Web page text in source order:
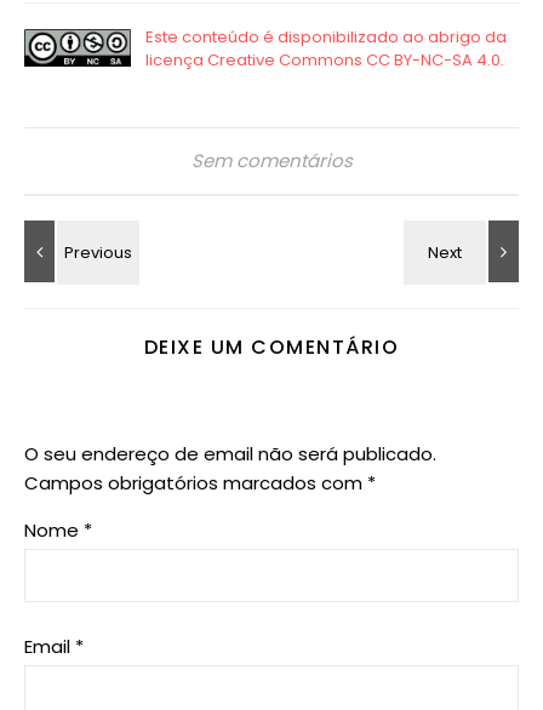
Sem comentários
DEIXE UM COMENTÁRIO
O seu endereço de email não será publicado.
Campos obrigatórios marcados com *
Nome *
Email *